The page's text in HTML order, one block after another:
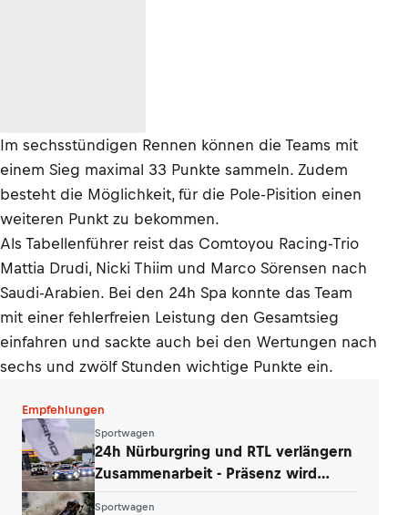
Im sechsstündigen Rennen können die Teams mit
einem Sieg maximal 33 Punkte sammeln. Zudem
besteht die Möglichkeit, für die Pole-Pisition einen
weiteren Punkt zu bekommen.
Als Tabellenführer reist das Comtoyou Racing-Trio
Mattia Drudi, Nicki Thiim und Marco Sörensen nach
Saudi-Arabien. Bei den 24h Spa konnte das Team
mit einer fehlerfreien Leistung den Gesamtsieg
einfahren und sackte auch bei den Wertungen nach
sechs und zwölf Stunden wichtige Punkte ein.
Empfehlungen
Sportwagen
24h Nürburgring und RTL verlängern
Zusammenarbeit - Präsenz wird
Sportwagen